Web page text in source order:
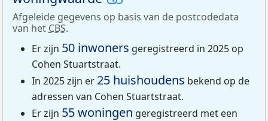
Afgeleide gegevens op basis van de postcodedata
van het CBS.
Er zijn 50 inwoners geregistreerd in 2025 op
Cohen Stuartstraat.
In 2025 zijn er 25 huishoudens bekend op de
adressen van Cohen Stuartstraat.
Er zijn 55 woningen geregistreerd met een